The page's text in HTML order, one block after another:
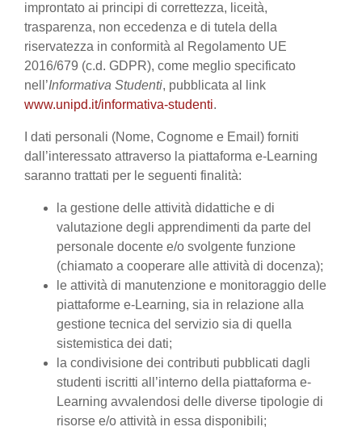
improntato ai principi di correttezza, liceità,
trasparenza, non eccedenza e di tutela della
riservatezza in conformità al Regolamento UE
2016/679 (c.d. GDPR), come meglio specificato
nell’Informativa Studenti, pubblicata al link
www.unipd.it/informativa-studenti.
I dati personali (Nome, Cognome e Email) forniti
dall’interessato attraverso la piattaforma e-Learning
saranno trattati per le seguenti finalità:
la gestione delle attività didattiche e di
valutazione degli apprendimenti da parte del
personale docente e/o svolgente funzione
(chiamato a cooperare alle attività di docenza);
le attività di manutenzione e monitoraggio delle
piattaforme e-Learning, sia in relazione alla
gestione tecnica del servizio sia di quella
sistemistica dei dati;
la condivisione dei contributi pubblicati dagli
studenti iscritti all’interno della piattaforma e-
Learning avvalendosi delle diverse tipologie di
risorse e/o attività in essa disponibili;